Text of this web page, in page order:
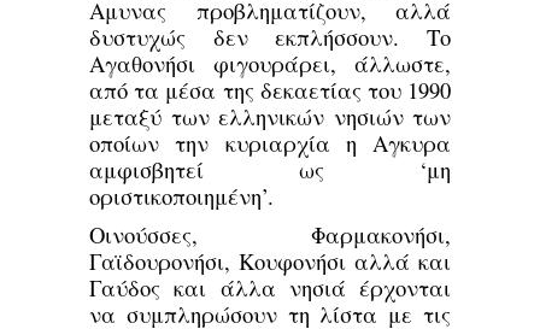
Αμυνας προβληματίζουν, αλλά
δυστυχώς δεν εκπλήσσουν. Το
Αγαθονήσι φιγουράρει, άλλωστε,
από τα μέσα της δεκαετίας του 1990
μεταξύ των ελληνικών νησιών των
οποίων την κυριαρχία η Αγκυρα
αμφισβητεί ως ‘μη
οριστικοποιημένη’.
Οινούσσες, Φαρμακονήσι,
Γαϊδουρονήσι, Κουφονήσι αλλά και
Γαύδος και άλλα νησιά έρχονται
να συμπληρώσουν τη λίστα με τις